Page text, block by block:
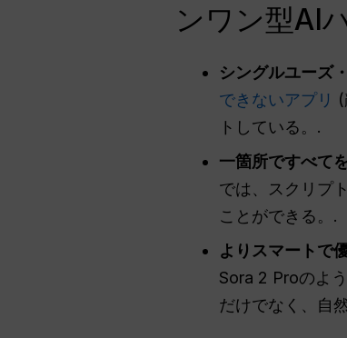
ンワン型AI
シングルユーズ
できないアプリ
トしている。.
一箇所ですべて
では、スクリプ
ことができる。.
よりスマートで
Sora 2 Proのよ
だけでなく、自